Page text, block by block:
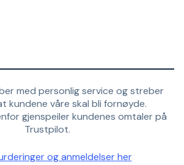
med personlig service og streber
kundene våre skal bli fornøyde.
gjenspeiler kundenes omtaler på
Trustpilot.
og anmeldelser her